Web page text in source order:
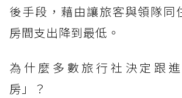
後手段，藉由讓旅客與領隊同
房間支出降到最低。
為什麼多數旅行社決定跟
房」？